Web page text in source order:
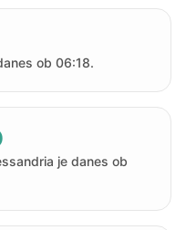
ob 06:18.
je danes ob